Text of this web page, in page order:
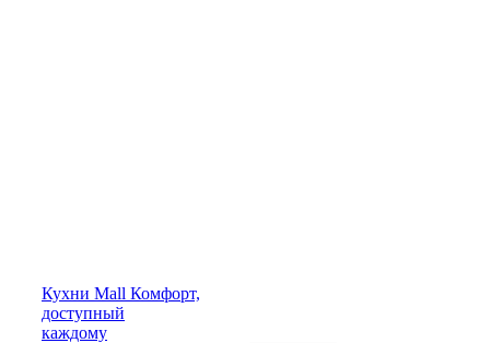
Кухни Mall Комфорт,
доступный
каждому